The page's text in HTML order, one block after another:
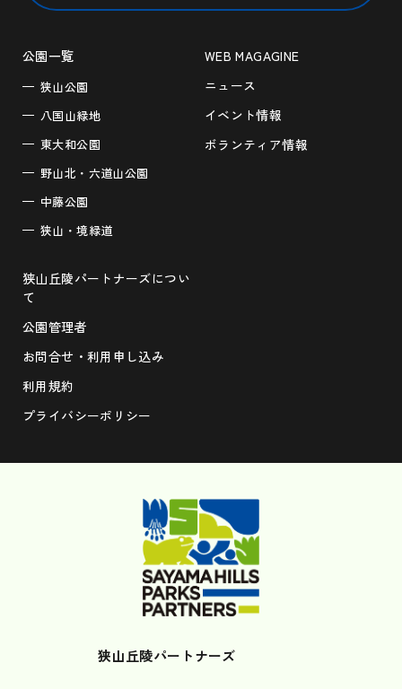
公園一覧
狭山公園
八国山緑地
東大和公園
野山北・六道山公園
中藤公園
狭山・境緑道
WEB MAGAGINE
ニュース
イベント情報
ボランティア情報
狭山丘陵パートナーズについ
て
公園管理者
お問合せ・利用申し込み
利用規約
プライバシーポリシー
狭山丘陵パートナーズ